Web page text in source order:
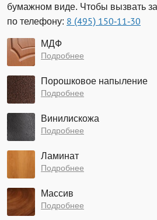
бумажном виде. Чтобы вызвать
по телефону: 8 (495) 150-11-30
МДФ
Подробнее
Порошковое напыление
Подробнее
Винилискожа
Подробнее
Ламинат
Подробнее
Массив
Подробнее